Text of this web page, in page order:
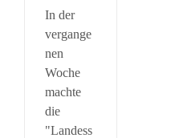
In der
vergange
nen
Woche
machte
die
"Landess